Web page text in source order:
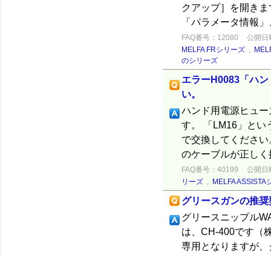
クアップ］を開き
「パラメータ情報
FAQ番号：12080
公開日
MELFA FRシリーズ ,
のシリーズ
エラーH0083「ハ
い。
ハンド用電源ヒュ
す。 「LM16」とい
で交換してくださ
のケーブルが正し
FAQ番号：40199
公開日
リーズ , MELFA ASSISTA
グリースガンの推
グリースニップル
は、CH-400です（
専用となりますが